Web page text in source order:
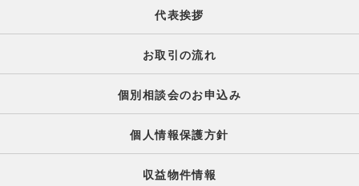
代表挨拶
お取引の流れ
個別相談会のお申込み
個人情報保護方針
収益物件情報